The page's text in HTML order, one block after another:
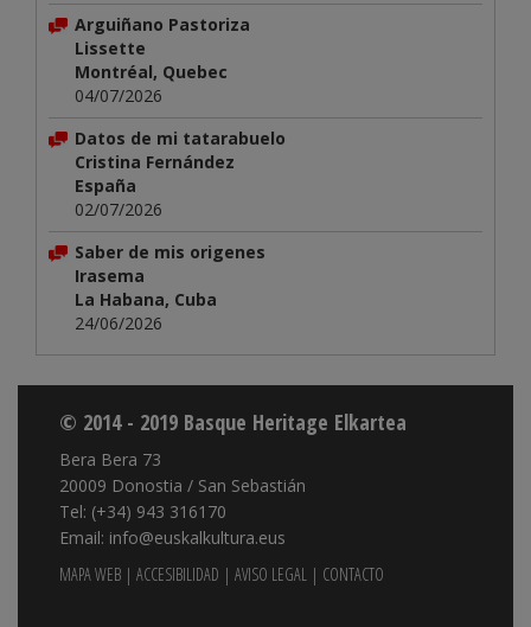
Arguiñano Pastoriza
Lissette
Montréal, Quebec
04/07/2026
Datos de mi tatarabuelo
Cristina Fernández
España
02/07/2026
Saber de mis origenes
Irasema
La Habana, Cuba
24/06/2026
© 2014 - 2019 Basque Heritage Elkartea
Bera Bera 73
20009 Donostia / San Sebastián
Tel: (+34) 943 316170
Email: info@euskalkultura.eus
MAPA WEB | ACCESIBILIDAD | AVISO LEGAL | CONTACTO